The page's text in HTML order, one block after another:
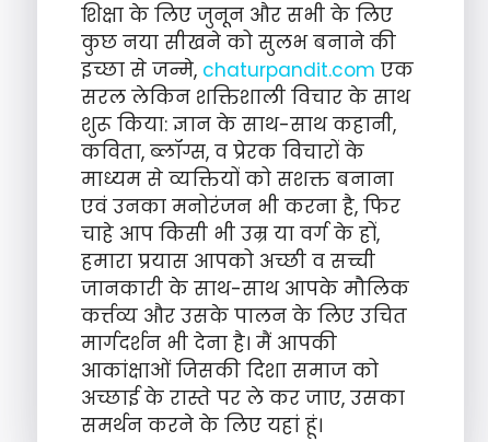
शिक्षा के लिए जुनून और सभी के लिए
कुछ नया सीखने को सुलभ बनाने की
इच्छा से जन्मे, chaturpandit.com एक
सरल लेकिन शक्तिशाली विचार के साथ
शुरू किया: ज्ञान के साथ-साथ कहानी,
कविता, ब्लॉग्स, व प्रेरक विचारों के
माध्यम से व्यक्तियों को सशक्त बनाना
एवं उनका मनोरंजन भी करना है, फिर
चाहे आप किसी भी उम्र या वर्ग के हों,
हमारा प्रयास आपको अच्छी व सच्ची
जानकारी के साथ-साथ आपके मौलिक
कर्त्तव्य और उसके पालन के लिए उचित
मार्गदर्शन भी देना है। मैं आपकी
आकांक्षाओं जिसकी दिशा समाज को
अच्छाई के रास्ते पर ले कर जाए, उसका
समर्थन करने के लिए यहां हूं।